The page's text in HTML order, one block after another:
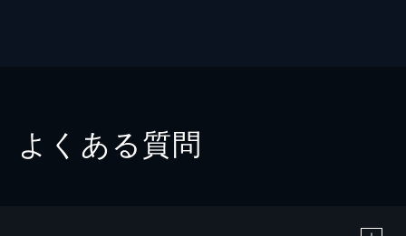
よくある質問